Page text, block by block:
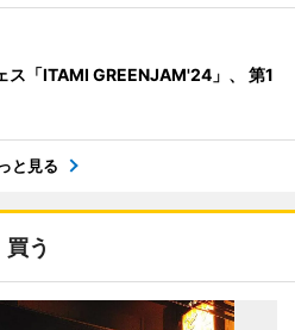
ス「ITAMI GREENJAM'24」、 第1
と見る
買う